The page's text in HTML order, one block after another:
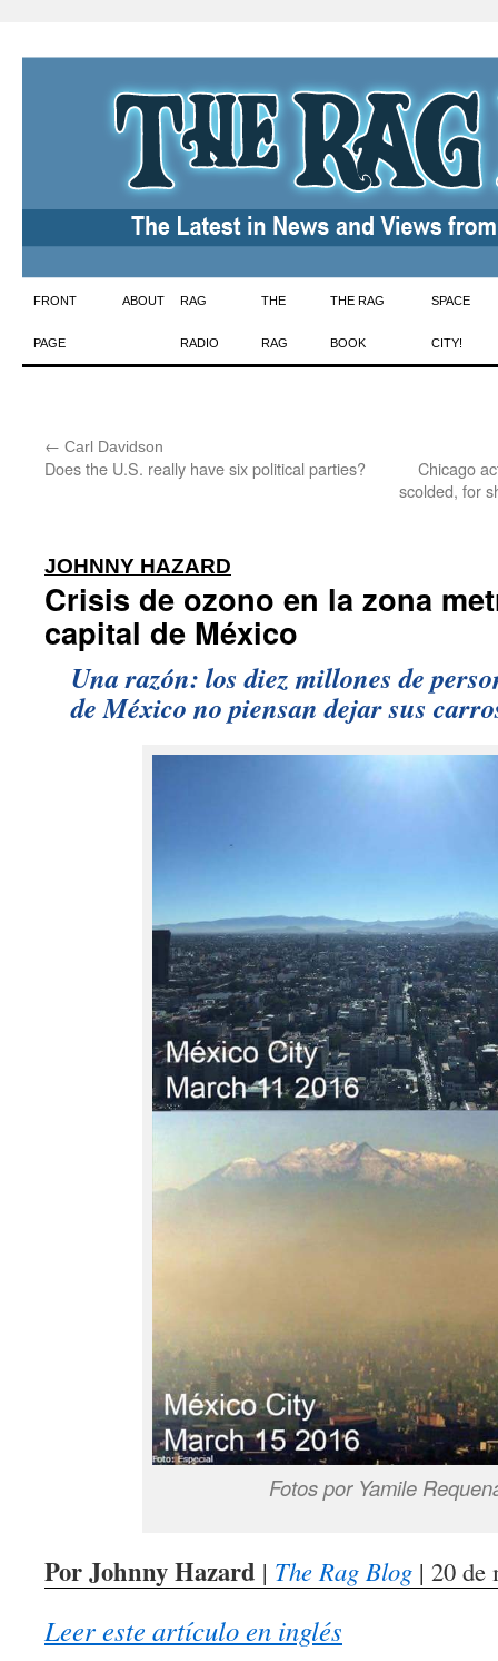
Skip
to
FRONT
PAGE
ABOUT RAG
RADIO
THE
RAG
THE RAG
BOOK
SPACE
CITY!
← Carl Davidson
Does the U.S. really have six political parties?
Chicago
scolded, for
JOHNNY HAZARD
Crisis de ozono en la zona
capital de México
Una razón: los diez millones de
de México no piensan dejar sus
Fotos por Yamile
Por Johnny Hazard | The Rag Blog | 20 de
Leer este artículo en inglés